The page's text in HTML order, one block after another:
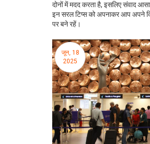
दोनों में मदद करता है, इसलिए संवाद
इन सरल टिप्स को अपनाकर आप अपने
पर बने रहें।
जून, 18
2025